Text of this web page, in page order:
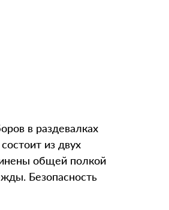
в раздевалках
из двух
общей полкой
Безопасность